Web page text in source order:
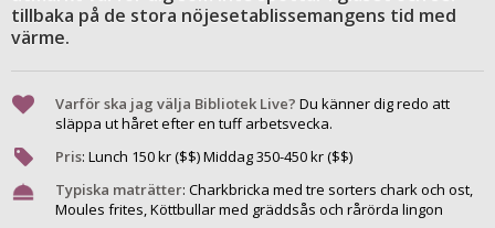
tillbaka på de stora nöjesetablissemangens tid med
värme.
Varför ska jag välja Bibliotek Live? Du känner dig redo att
släppa ut håret efter en tuff arbetsvecka.
Pris: Lunch 150kr ($$) Middag350-450kr ($$)
Typiska maträtter: Charkbricka med tre sorters chark och ost,
Moules frites, Köttbullar med gräddsås och rårörda lingon